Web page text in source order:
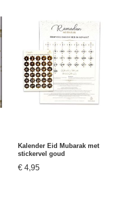
Kalender Eid Mubarak met
stickervel goud
€ 4,95